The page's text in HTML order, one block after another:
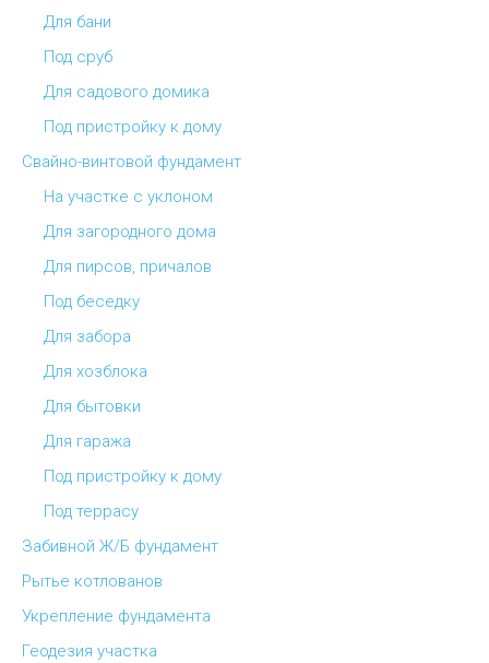
Для бани
Под сруб
Для садового домика
Под пристройку к дому
Свайно-винтовой фундамент
На участке с уклоном
Для загородного дома
Для пирсов, причалов
Под беседку
Для забора
Для хозблока
Для бытовки
Для гаража
Под пристройку к дому
Под террасу
Забивной Ж/Б фундамент
Рытье котлованов
Укрепление фундамента
Геодезия участка